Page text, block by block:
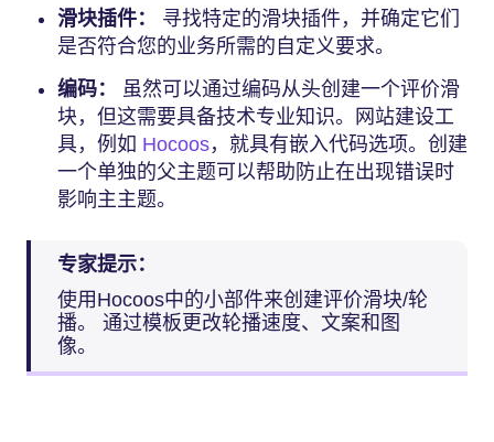
滑块插件：
寻找特定的滑块插件，并确定它们
是否符合您的业务所需的自定义要求。
编码：
虽然可以通过编码从头创建一个评价滑
块，但这需要具备技术专业知识。网站建设工
具，例如 Hocoos，就具有嵌入代码选项。创建
一个单独的父主题可以帮助防止在出现错误时
影响主主题。
专家提示：
使用Hocoos中的小部件来创建评价滑块/轮
播。 通过模板更改轮播速度、文案和图
像。